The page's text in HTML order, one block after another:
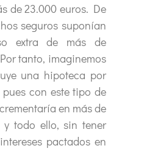
de 23.000 euros. De
seguros suponían
extra de más de
tanto, imaginemos
una hipoteca por
pues con este tipo de
en más de
y todo ello, sin tener
pactados en